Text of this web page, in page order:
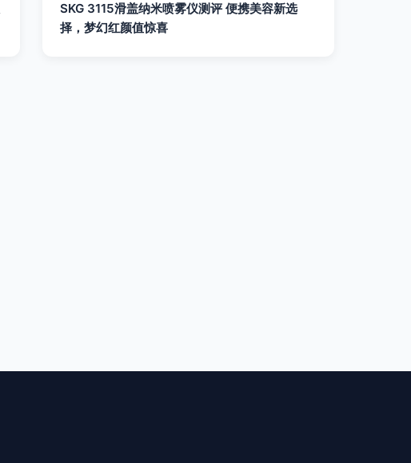
SKG 3115滑盖纳米喷雾仪测评 便携美容新选
择，梦幻红颜值惊喜